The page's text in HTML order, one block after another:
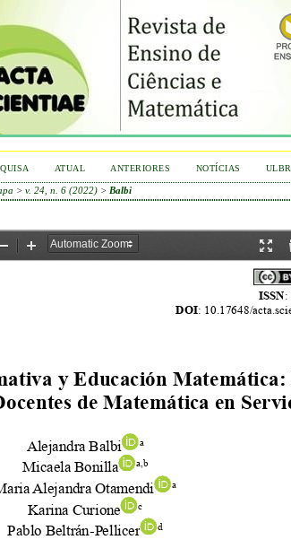
ATUAL ANTERIORES NOTÍCIAS
>v. 24, n. 6 (2022) > Balbi